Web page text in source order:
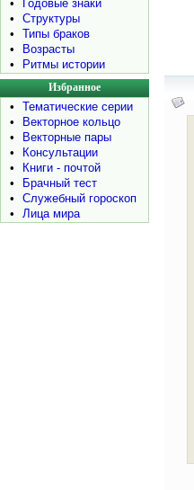
•
Годовые знаки
•
Структуры
•
Типы браков
•
Возрасты
•
Ритмы истории
Избранное
•
Тематические серии
•
Векторное кольцо
•
Векторные пары
•
Консультации
•
Книги - почтой
•
Брачный тест
•
Служебный гороскоп
•
Лица мира